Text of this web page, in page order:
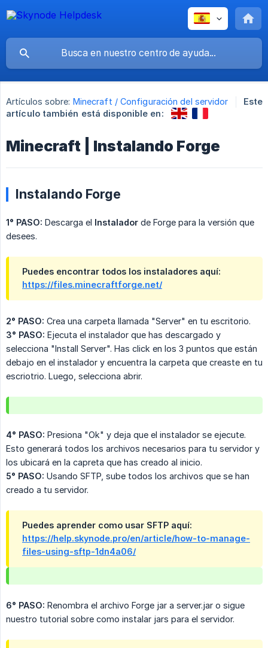
Artículos sobre: Minecraft / Configuración del servidor
Este
artículo también está disponible en:
Minecraft | Instalando Forge
Instalando Forge
1° PASO: Descarga el Instalador de Forge para la versión que
desees.
Puedes encontrar todos los instaladores aquí:
https://files.minecraftforge.net/
2° PASO: Crea una carpeta llamada "Server" en tu escritorio.
3° PASO: Ejecuta el instalador que has descargado y
selecciona "Install Server". Has click en los 3 puntos que están
debajo en el instalador y encuentra la carpeta que creaste en tu
escriotrio. Luego, selecciona abrir.
4° PASO: Presiona "Ok" y deja que el instalador se ejecute.
Esto generará todos los archivos necesarios para tu servidor y
los ubicará en la capreta que has creado al inicio.
5° PASO: Usando SFTP, sube todos los archivos que se han
creado a tu servidor.
Puedes aprender como usar SFTP aquí:
https://help.skynode.pro/en/article/how-to-manage-
files-using-sftp-1dn4a06/
6° PASO: Renombra el archivo Forge jar a server.jar o sigue
nuestro tutorial sobre como instalar jars para el servidor.